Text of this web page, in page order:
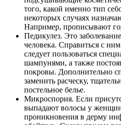
того, какой именно тип
некоторых случаях
Например, прописывают
Педикулез. Это
человека. Справиться с
следует пользоваться
шампунями, а также
покровы. Дополнительно
заменить расческу,
постельное белье.
Микроспория. Если
выпадают волосы у
проникновения в дерму